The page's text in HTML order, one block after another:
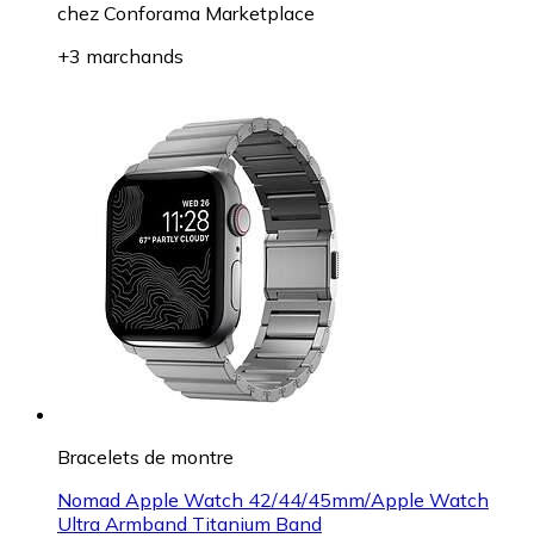
chez Conforama Marketplace
+3 marchands
Bracelets de montre
Nomad Apple Watch 42/44/45mm/Apple Watch
Ultra Armband Titanium Band